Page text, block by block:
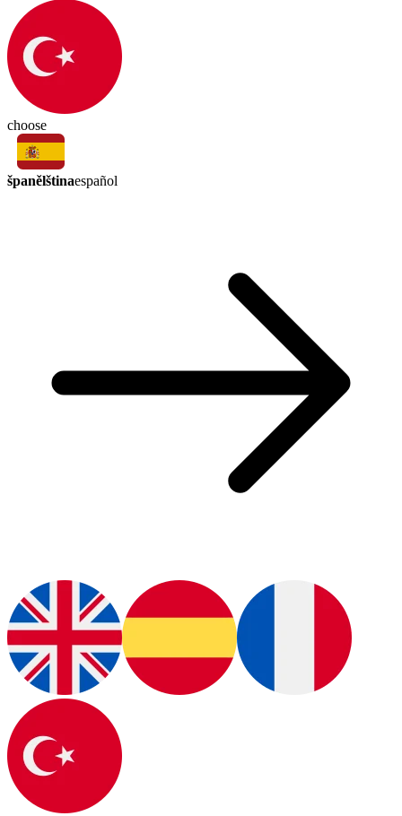
choose
španělštinaespañol